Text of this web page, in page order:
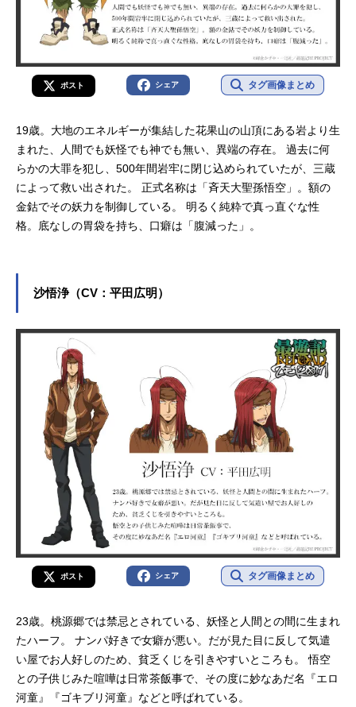
ポスト シェア タグ画像まとめ
19歳。大地のエネルギーが集結した花果山の山頂にある岩より生
まれた、人間でも妖怪でも神でも無い、異端の存在。 過去に何
らかの大罪を犯し、500年間岩牢に閉じ込められていたが、三蔵
によって救い出された。 正式名称は「斉天大聖孫悟空」。額の
金鈷でその妖力を制御している。 明るく純粋で真っ直ぐな性
格。底なしの胃袋を持ち、口癖は「腹減った」。
沙悟浄（CV：平田広明）
ポスト シェア タグ画像まとめ
23歳。桃源郷では禁忌とされている、妖怪と人間との間に生まれ
たハーフ。 ナンパ好きで女癖が悪い。だが見た目に反して気遣
い屋でお人好しのため、貧乏くじを引きやすいところも。 悟空
との子供じみた喧嘩は日常茶飯事で、その度に妙なあだ名『エロ
河童』『ゴキブリ河童』などと呼ばれている。